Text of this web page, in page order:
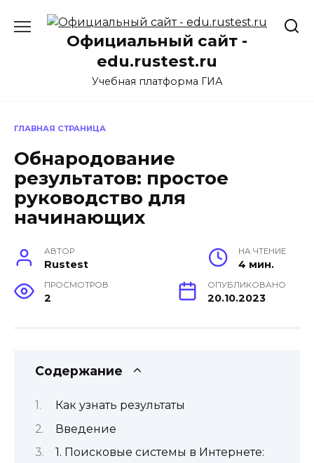
содержаниюОфициальный сайт -
edu.rustest.ru
Учебная платформа ГИА
ГЛАВНАЯ СТРАНИЦА
Обнародование
результатов: простое
руководство для
начинающих
АВТОР
Rustest
НА ЧТЕНИЕ
4 мин.
ПРОСМОТРОВ
2
ОПУБЛИКОВАНО
20.10.2023
Содержание
Как узнать результаты
Введение
1. Поисковые системы в Интернете: